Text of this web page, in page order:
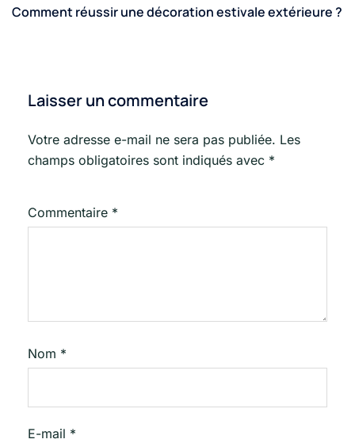
Comment réussir une décoration estivale extérieure ?
Laisser un commentaire
Votre adresse e-mail ne sera pas publiée. Les
champs obligatoires sont indiqués avec *
Commentaire *
Nom *
E-mail *